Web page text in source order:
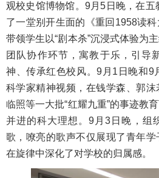
观校史馆博物馆。9月5日晚，在五
了一堂别开生面的《重回1958读科
带领学生以“剧本杀”沉浸式体验为
团队协作环节，寓教于乐，引导
神、传承红色校风。9月1日晚和9
科学家精神视频，在钱学森、郭
临照等一大批“红耀九重”的事迹教
并进的科大理想。9月3日晚，组
歌，嘹亮的歌声不仅展现了青年
在旋律中深化了对学校的归属感。